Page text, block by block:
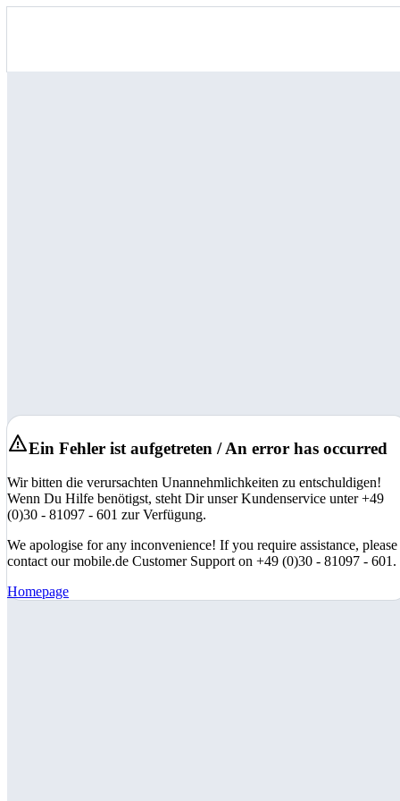
Ein Fehler ist aufgetreten / An error has occurred
Wir bitten die verursachten Unannehmlichkeiten zu entschuldigen!
Wenn Du Hilfe benötigst, steht Dir unser Kundenservice unter +49
(0)30 - 81097 - 601 zur Verfügung.
We apologise for any inconvenience! If you require assistance, please
contact our mobile.de Customer Support on +49 (0)30 - 81097 - 601.
Homepage